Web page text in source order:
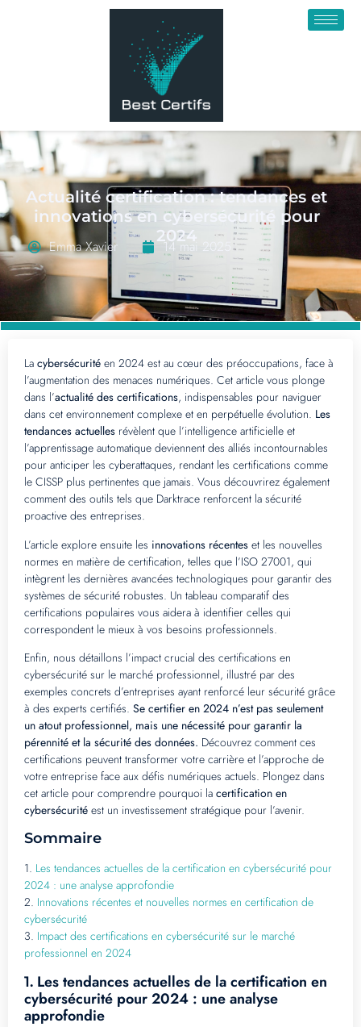
Actualité certification : tendances et
innovations en cybersécurité pour
2024
Emma Xavier 14 mai 2025
La cybersécurité en 2024 est au cœur des préoccupations, face à
l’augmentation des menaces numériques. Cet article vous plonge
dans l’actualité des certifications, indispensables pour naviguer
dans cet environnement complexe et en perpétuelle évolution. Les
tendances actuelles révèlent que l’intelligence artificielle et
l’apprentissage automatique deviennent des alliés incontournables
pour anticiper les cyberattaques, rendant les certifications comme
le CISSP plus pertinentes que jamais. Vous découvrirez également
comment des outils tels que Darktrace renforcent la sécurité
proactive des entreprises.
L’article explore ensuite les innovations récentes et les nouvelles
normes en matière de certification, telles que l’ISO 27001, qui
intègrent les dernières avancées technologiques pour garantir des
systèmes de sécurité robustes. Un tableau comparatif des
certifications populaires vous aidera à identifier celles qui
correspondent le mieux à vos besoins professionnels.
Enfin, nous détaillons l’impact crucial des certifications en
cybersécurité sur le marché professionnel, illustré par des
exemples concrets d’entreprises ayant renforcé leur sécurité grâce
à des experts certifiés. Se certifier en 2024 n’est pas seulement
un atout professionnel, mais une nécessité pour garantir la
pérennité et la sécurité des données. Découvrez comment ces
certifications peuvent transformer votre carrière et l’approche de
votre entreprise face aux défis numériques actuels. Plongez dans
cet article pour comprendre pourquoi la certification en
cybersécurité est un investissement stratégique pour l’avenir.
Sommaire
1. Les tendances actuelles de la certification en cybersécurité pour
2024 : une analyse approfondie
2. Innovations récentes et nouvelles normes en certification de
cybersécurité
3. Impact des certifications en cybersécurité sur le marché
professionnel en 2024
1. Les tendances actuelles de la certification en
cybersécurité pour 2024 : une analyse
approfondie